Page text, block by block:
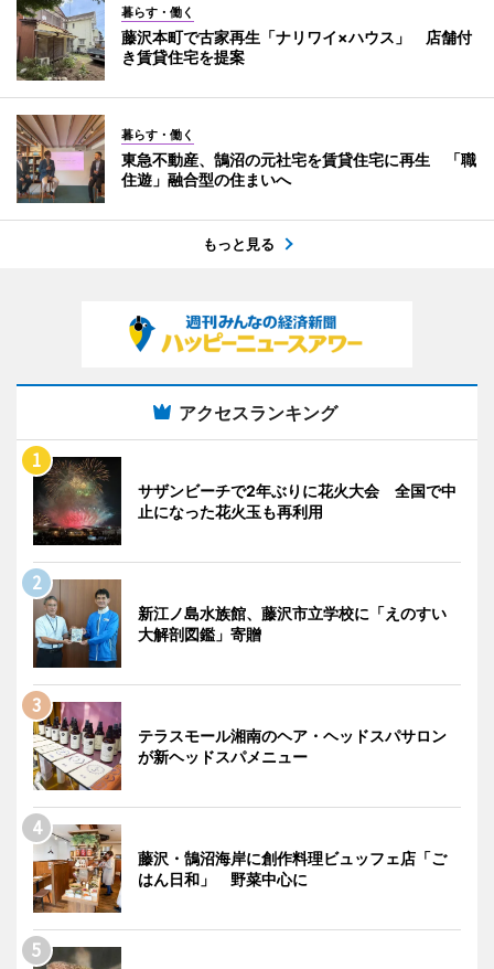
暮らす・働く
藤沢本町で古家再生「ナリワイ×ハウス」 店舗付
き賃貸住宅を提案
暮らす・働く
東急不動産、鵠沼の元社宅を賃貸住宅に再生 「職
住遊」融合型の住まいへ
もっと見る
アクセスランキング
サザンビーチで2年ぶりに花火大会 全国で中
止になった花火玉も再利用
新江ノ島水族館、藤沢市立学校に「えのすい
大解剖図鑑」寄贈
テラスモール湘南のヘア・ヘッドスパサロン
が新ヘッドスパメニュー
藤沢・鵠沼海岸に創作料理ビュッフェ店「ご
はん日和」 野菜中心に